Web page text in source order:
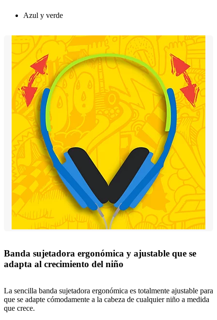
Azul y verde
Banda sujetadora ergonómica y ajustable que se
adapta al crecimiento del niño
La sencilla banda sujetadora ergonómica es totalmente ajustable para
que se adapte cómodamente a la cabeza de cualquier niño a medida
que crece.